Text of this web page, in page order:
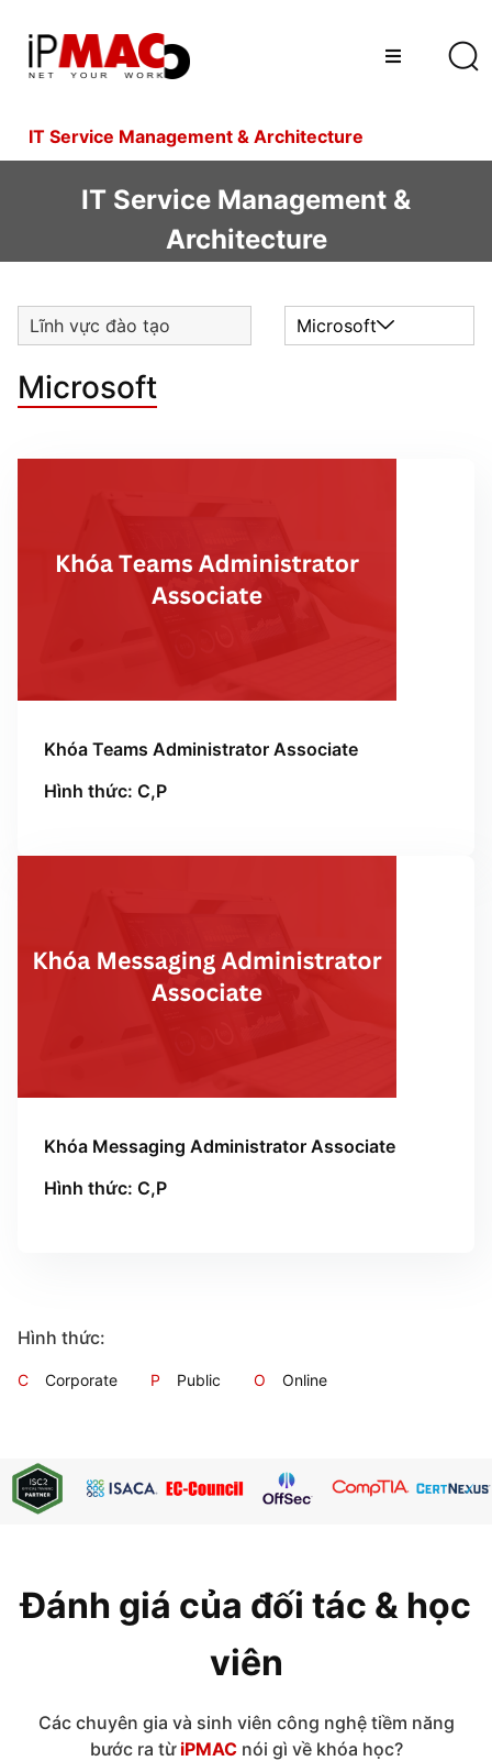
IT Service Management & Architecture
IT Service Management &
Architecture
Microsoft
Khóa Teams Administrator Associate
Hình thức: C,P
Khóa Messaging Administrator Associate
Hình thức: C,P
Hình thức:
C Corporate P Public O Online
Lĩnh vực đào tạo Microsoft
Đánh giá của đối tác & học
viên
Các chuyên gia và sinh viên công nghệ tiềm năng
bước ra từ iPMACnói gì về khóa học?